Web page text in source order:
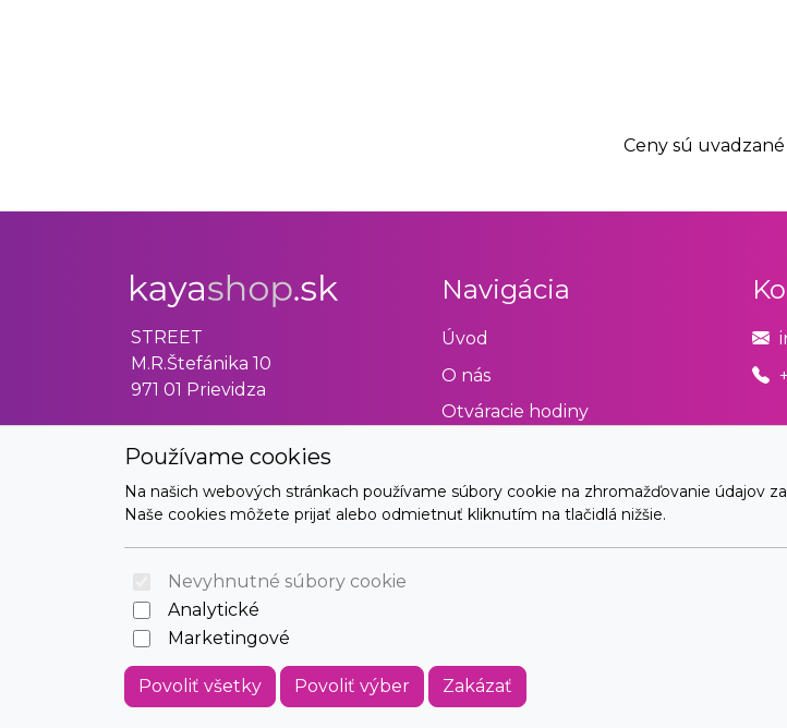
Ceny sú uvadzané
Používame cookies
Na našich webových stránkach používame súbory cookie na zhromažďovanie údajov
Naše cookies môžete prijať alebo odmietnuť kliknutím na tlačidlá nižšie.
Nevyhnutné súbory cookie
Analytické
Marketingové
Povoliť všetky Povoliť výber Zakázať
STREET
M.R.Štefánika 10
971 01 Prievidza
Navigácia
Úvod
O nás
Otváracie hodiny
Odstúpiť od zmluvy tu
Kontakt